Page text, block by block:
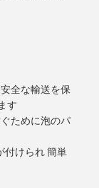
全な輸送を保
す
ために泡のパ
付けられ 簡単